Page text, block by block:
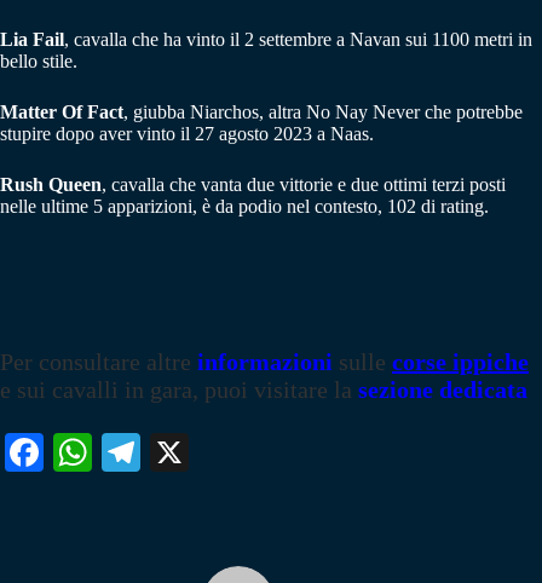
Lia Fail, cavalla che ha vinto il 2 settembre a Navan sui 1100 metri in
bello stile.
Matter Of Fact, giubba Niarchos, altra No Nay Never che potrebbe
stupire dopo aver vinto il 27 agosto 2023 a Naas.
Rush Queen, cavalla che vanta due vittorie e due ottimi terzi posti
nelle ultime 5 apparizioni, è da podio nel contesto, 102 di rating.
Per consultare altre informazioni sulle corse ippiche
e sui cavalli in gara, puoi visitare la sezione dedicata
Fa W
Te